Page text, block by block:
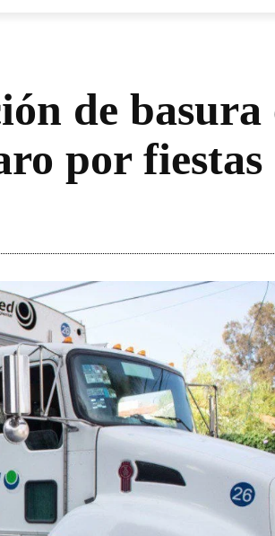
de
por fiestas